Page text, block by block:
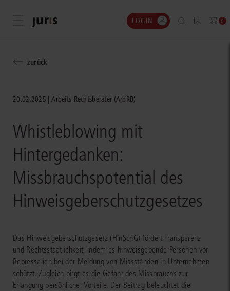
Menü öffnen LOGIN 0
zurück
20.02.2025 Arbeits-Rechtsberater (ArbRB)
Whistleblowing mit
Hintergedanken:
Missbrauchspotential des
Hinweisgeberschutzgesetzes
Das Hinweisgeberschutzgesetz (HinSchG) fördert Transparenz
und Rechtsstaatlichkeit, indem es hinweisgebende Personen vor
Repressalien bei der Meldung von Missständen in Unternehmen
schützt. Zugleich birgt es die Gefahr des Missbrauchs zur
Erlangung persönlicher Vorteile. Der Beitrag beleuchtet die